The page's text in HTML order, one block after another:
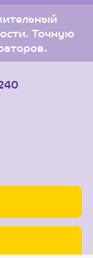
Точную